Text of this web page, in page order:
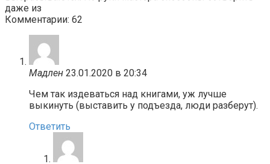
даже из
Комментарии: 62
Мадлен 23.01.2020 в 20:34
Чем так издеваться над книгами, уж лучше
выкинуть (выставить у подъезда, люди разберут).
Ответить